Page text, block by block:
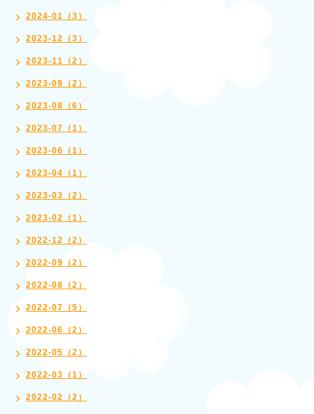
2024-01（3）
2023-12（3）
2023-11（2）
2023-09（2）
2023-08（6）
2023-07（1）
2023-06（1）
2023-04（1）
2023-03（2）
2023-02（1）
2022-12（2）
2022-09（2）
2022-08（2）
2022-07（5）
2022-06（2）
2022-05（2）
2022-03（1）
2022-02（2）